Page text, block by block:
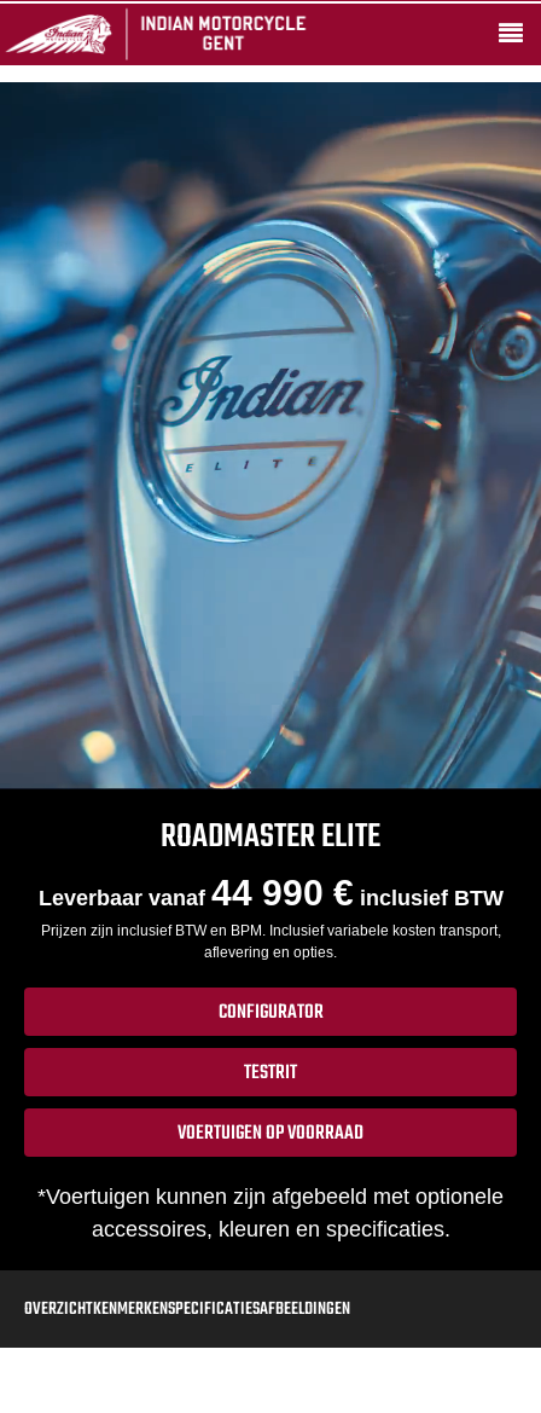
ROADMASTER ELITE
Leverbaar vanaf 44 990 € inclusief BTW
Prijzen zijn inclusief BTW en BPM. Inclusief variabele kosten transport,
aflevering en opties.
CONFIGURATOR
TESTRIT
VOERTUIGEN OP VOORRAAD
*Voertuigen kunnen zijn afgebeeld met optionele
accessoires, kleuren en specificaties.
OVERZICHTKENMERKENSPECIFICATIESAFBEELDINGEN